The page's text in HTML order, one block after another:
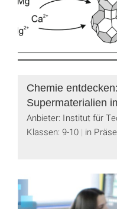
Chemie
Supermaterialien
Anbieter: Institut für
Klassen: 9-10 in